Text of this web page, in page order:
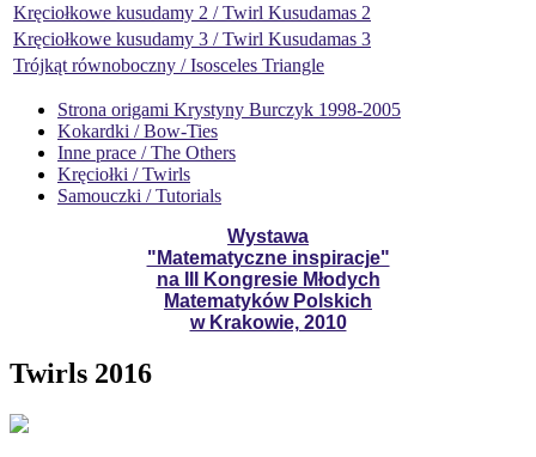
Kręciołkowe kusudamy 2 / Twirl Kusudamas 2
Kręciołkowe kusudamy 3 / Twirl Kusudamas 3
Trójkąt równoboczny / Isosceles Triangle
Strona origami Krystyny Burczyk 1998-2005
Kokardki / Bow-Ties
Inne prace / The Others
Kręciołki / Twirls
Samouczki / Tutorials
Wystawa
"Matematyczne inspiracje"
na III Kongresie Młodych
Matematyków Polskich
w Krakowie, 2010
Twirls 2016